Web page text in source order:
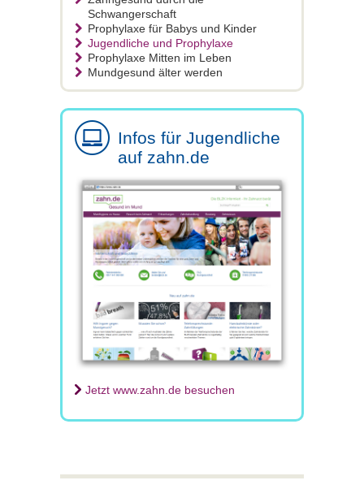
Schwangerschaft
Prophylaxe für Babys und Kinder
Jugendliche und Prophylaxe
Prophylaxe Mitten im Leben
Mundgesund älter werden
Infos für Jugendliche
auf zahn.de
Jetzt www.zahn.de besuchen